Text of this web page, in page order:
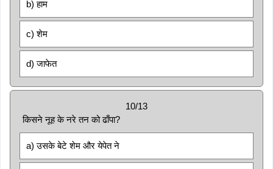
b) हाम
c) शेम
d) जाफेत
10/13
किसने नूह के नरे तन को ढाँपा?
a) उसके बेटे शेम और येपेत ने